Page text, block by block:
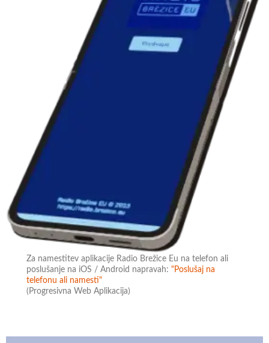
Za namestitev aplikacije Radio Brežice Eu na telefon ali
poslušanje na iOS / Android napravah:"Poslušaj na
telefonu ali namesti"
(Progresivna Web Aplikacija)